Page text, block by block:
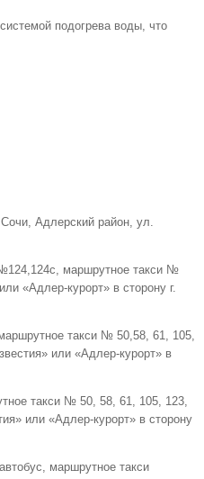
подогрева воды, что
Адлерский район, ул.
маршрутное такси №
«Адлер-курорт» в сторону г.
такси № 50,58, 61, 105,
или «Адлер-курорт» в
такси № 50, 58, 61, 105, 123,
или «Адлер-курорт» в сторону
маршрутное такси